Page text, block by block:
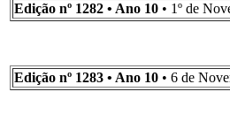
Edição nº 1282 • Ano 10 • 1º de
Edição nº 1283 • Ano 10 • 6 de